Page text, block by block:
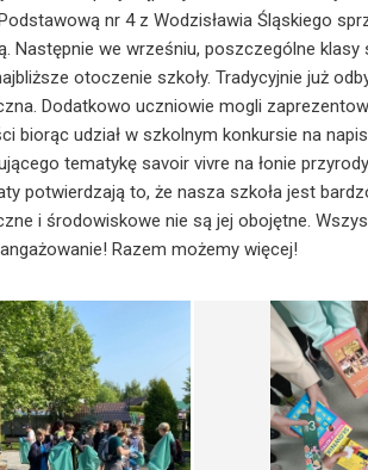
nr 4 z Wodzisławia Śląskiego
Następnie we wrześniu, poszczególne klasy
otoczenie szkoły. Tradycyjnie już
Dodatkowo uczniowie mogli
biorąc udział w szkolnym konkursie na
tematykę savoir vivre na łonie
potwierdzają to, że nasza szkoła jest
i środowiskowe nie są jej obojętne.
Razem możemy więcej!